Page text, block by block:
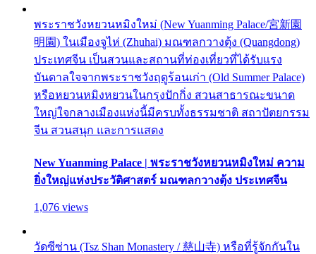
พระราชวังหยวนหมิงใหม่ (New Yuanming Palace/宮新園
明園) ในเมืองจูไห่ (Zhuhai) มณฑลกวางตุ้ง (Quangdong)
ประเทศจีน เป็นสวนและสถานที่ท่องเที่ยวที่ได้รับแรง
บันดาลใจจากพระราชวังฤดูร้อนเก่า (Old Summer Palace)
หรือหยวนหมิงหยวนในกรุงปักกิ่ง สวนสาธารณะขนาด
ใหญ่ใจกลางเมืองแห่งนี้มีครบทั้งธรรมชาติ สถาปัตยกรรม
จีน สวนสนุก และการแสดง
New Yuanming Palace | พระราชวังหยวนหมิงใหม่ ความ
ยิ่งใหญ่แห่งประวัติศาสตร์ มณฑลกวางตุ้ง ประเทศจีน
1,076 views
วัดซีซ่าน (Tsz Shan Monastery / 慈山寺) หรือที่รู้จักกันใน